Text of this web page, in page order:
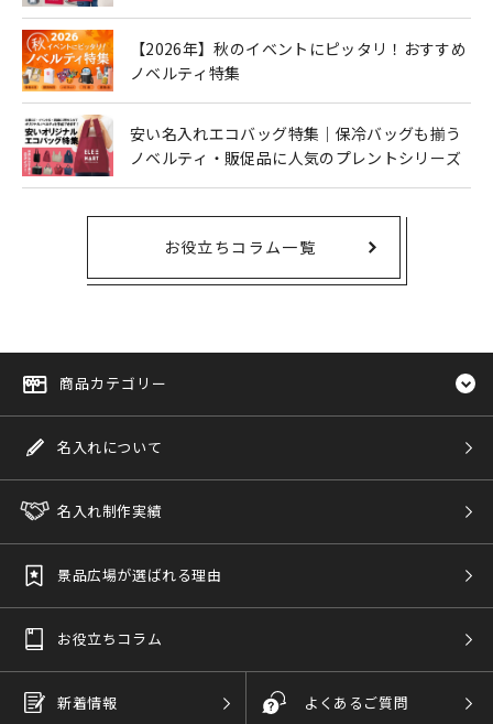
【2026年】秋のイベントにピッタリ！おすすめ
ノベルティ特集
安い名入れエコバッグ特集｜保冷バッグも揃う
ノベルティ・販促品に人気のプレントシリーズ
お役立ちコラム一覧
商品カテゴリー
名入れについて
名入れ制作実績
景品広場が選ばれる理由
お役立ちコラム
新着情報 よくあるご質問